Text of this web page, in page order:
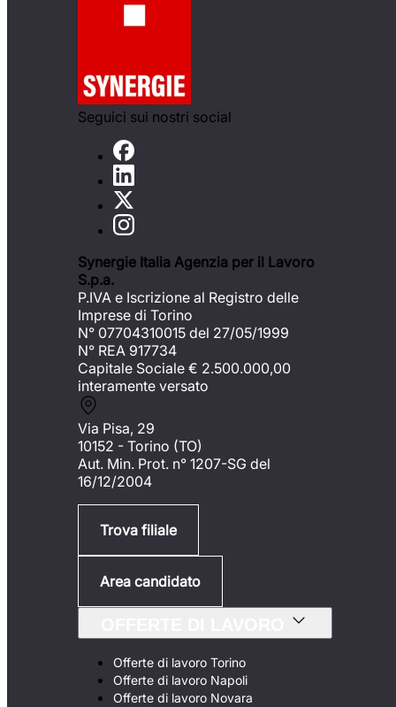
Seguici sui nostri social
Synergie Italia Agenzia per il Lavoro
S.p.a.
P.IVA e Iscrizione al Registro delle
Imprese di Torino
N° 07704310015 del 27/05/1999
N° REA 917734
Capitale Sociale € 2.500.000,00
interamente versato
Via Pisa, 29
10152 - Torino (TO)
Aut. Min. Prot. n° 1207-SG del
16/12/2004
Trova filiale
Area candidato
Offerte di lavoro Torino
Offerte di lavoro Napoli
Offerte di lavoro Novara